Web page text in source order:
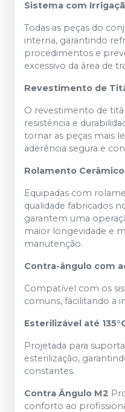
Sistema com
Todas as peças do
interna, garantindo
procedimentos e
excessivo da área de
Revestimento de
O revestimento de
resistência e
tornar as peças mais
aderência segura e
Rolamento
Equipadas com
qualidade fabricados
garantem uma
maior longevidade e
manutenção.
Contra-ângulo com
Compatível com os
comuns, facilitando a
Esterilizável até
Projetada para
esterilização,
constantes.
Contra Ângulo M2
conforto ao